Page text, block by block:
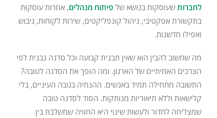
לחברותשעוסקות בנושא של פיתוח מנהלים, אחרות עוסקות
בתקשורת אפקטיבי, ניהול קונפליקטים, שירות לקוחות, גיבוש
ואפילו חדשנות.
מה שחשוב להבין הוא שאין תבנית קבועה וכל סדנה נבנית לפי
הצרכים האמיתיים של הארגון. ומה הופך את הסדנה לטובה?
התשובה מתחילה תמיד באנשים. ההנחיה בגובה העיניים, בלי
קלישאות וללא תיאוריות מנותקות. הסוד לסדנה טובה
שמצליחה לחדור ולעשות שינוי היא החוויה שמשלבת בין